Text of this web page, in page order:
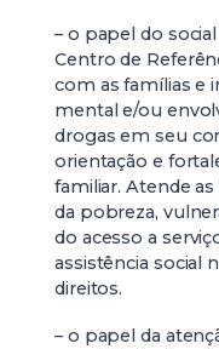
– o papel do
Centro de
com as famílias e
mental e/ou
drogas em seu
orientação e
familiar. Atende
da pobreza,
do acesso a
assistência social
direitos.
– o papel da